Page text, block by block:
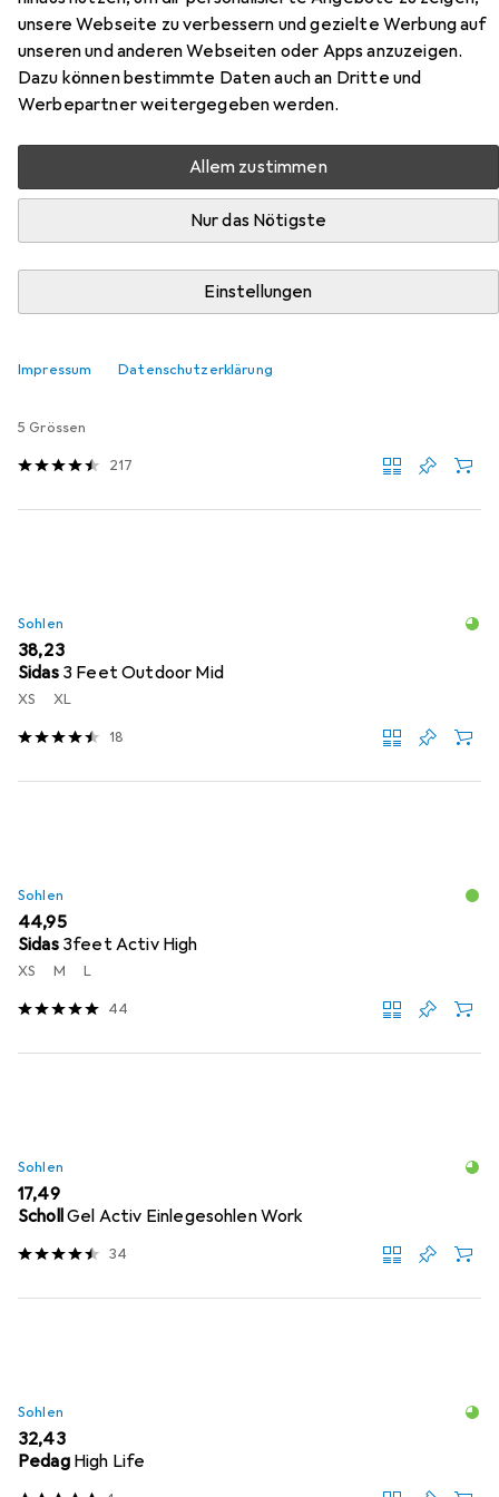
unsere Webseite zu verbessern und gezielte Werbung auf
unseren und anderen Webseiten oder Apps anzuzeigen.
Dazu können bestimmte Daten auch an Dritte und
Werbepartner weitergegeben werden.
Allem zustimmen
Nur das Nötigste
Einstellungen
Impressum Datenschutzerklärung
Hier findest du passendes Zubehör zum Produkt Elten
Renzo Low S3 Bauschuh aus der Kategorie Sohlen.
Beliebt Elten
EUR
32,16
5 Grössen
217
Sohlen
EUR
38,23
Sidas 3 Feet Outdoor Mid
XS XL
18
Sohlen
EUR
44,95
Sidas 3feet Activ High
XS M L
44
Sohlen
EUR
17,49
SchollGel Activ Einlegesohlen Work
34
Sohlen
EUR
32,43
Pedag High Life